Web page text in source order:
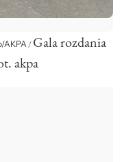
AKPA/Gala rozdania
akpa